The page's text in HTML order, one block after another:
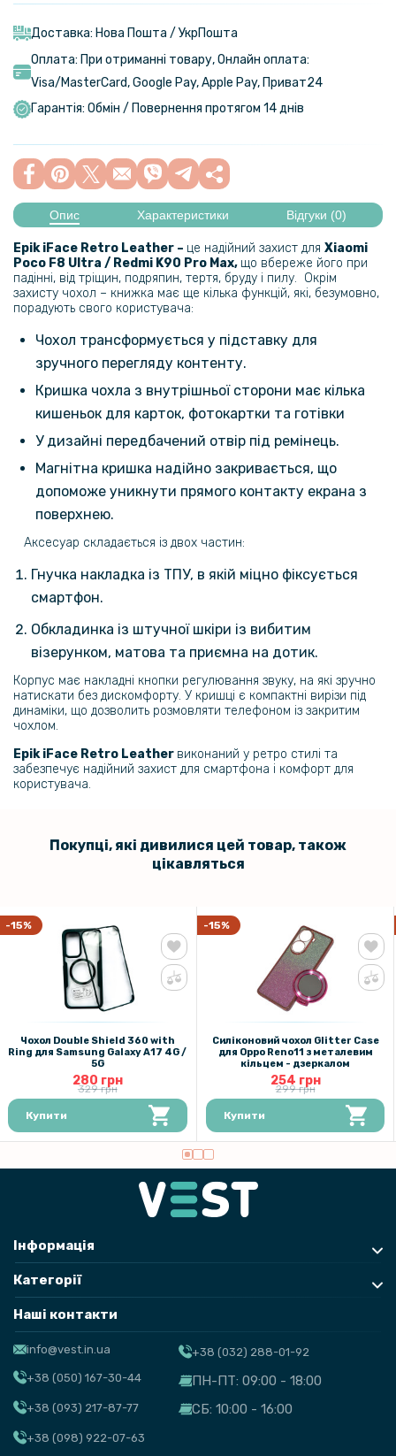
K90 Pro Max 5G із захистом на камеру, Black
949 грн
Ultra 5G / Redmi K90 Pro Max 5G з магнітним кільцем - підставкою,
279 грн
349 грн
Чохол CODE Tactile Experience для Xiaomi Poco F8 Ultra / Redmi K90
Pro Max із захистом на камеру
215 грн
269 грн
Захисне скло Privacy Full Screen для Poco F8 Ultra / Redmi K90 Pro
207 грн
259 грн
Захисне скло Privacy для Poco F8 Ultra / Redmi K90 Pro Max
369 грн
Чохол DUX DUCIS Aimo для Xiaomi Poco F8 Ultra / Redmi K90 Pro
343 грн
429 грн
Захисне скло Privacy Full Screen 360 для Poco F8 Ultra / Redmi K90
Pro Max з підтримкою відсканування відбитку пальця
159 грн
199 грн
279 грн
Захисне скло Privacy Full Screen 360 для Oneplus 15 з підтримкою
відсканування відбитку пальця
Доставка: Нова Пошта / УкрПошта
Оплата: При отриманні товару, Онлайн оплата:
Visa/MasterСard, Google Pay, Apple Pay, Приват24
Гарантія: Обмін / Повернення протягом 14 днів
Опис Характеристики Відгуки (0)
Epik iFace Retro Leather – це надійний захист для Xiaomi
Poco F8 Ultra / Redmi K90 Pro Max, що вбереже його при
падінні, від тріщин, подряпин, тертя, бруду і пилу. Окрім
захисту чохол – книжка має ще кілька функцій, які, безумовно,
порадують свого користувача:
Чохол трансформується у підставку для
зручного перегляду контенту.
Кришка чохла з внутрішньої сторони має кілька
кишеньок для карток, фотокартки та готівки
У дизайні передбачений отвір під ремінець.
Магнітна кришка надійно закривається, що
допоможе уникнути прямого контакту екрана з
поверхнею.
Аксесуар складається із двох частин:
Гнучка накладка із ТПУ, в якій міцно фіксується
смартфон.
Обкладинка із штучної шкіри із вибитим
візерунком, матова та приємна на дотик.
Корпус має накладні кнопки регулювання звуку, на які зручно
натискати без дискомфорту. У кришці є компактні вирізи під
динаміки, що дозволить розмовляти телефоном із закритим
чохлом.
Epik iFace Retro Leather виконаний у ретро стилі та
забезпечує надійний захист для смартфона і комфорт для
користувача.
Покупці, які дивилися цей товар, також
цікавляться
-15%
Чохол Double Shield 360 with
Ring для Samsung Galaxy A17 4G /
5G
280 грн
329 грн
Купити
-15%
Силіконовий чохол Glitter Case
для Oppo Reno11 з металевим
кільцем - дзеркалом
254 грн
299 грн
Купити
Інформація
Категорії
Наші контакти
info@vest.in.ua
+38 (050) 167-30-44
+38 (093) 217-87-77
+38 (098) 922-07-63
+38 (032) 288-01-92
ПН-ПТ: 09:00 - 18:00
СБ: 10:00 - 16:00